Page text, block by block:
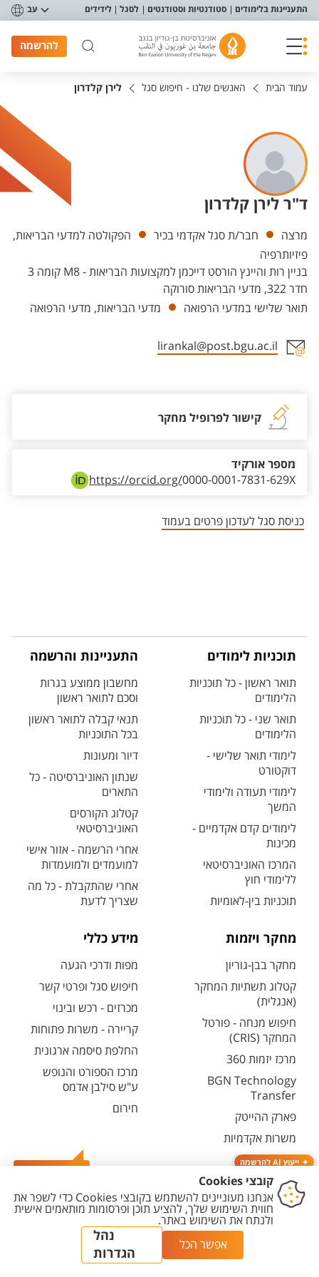
תפריט נגישות
התעניינות בלימודים סטודנטיות וסטודנטים לסגל לידידים עב
להרשמה
ייעוץ AI להרשמה
עמוד הבית האנשים שלנו - חיפוש סגל לירן קלדרון
ד"ר לירן קלדרון
יחידות
מרצה חבר/ת סגל אקדמי בכיר
הפקולטה למדעי הבריאות,
פיזיותרפיה
בניין רות והיינץ הורסט דייכמן למקצועות הבריאות - M8 קומה 3
חדר 322, מדעי הבריאות סורוקה
תואר שלישי במדעי הרפואה
מדעי הבריאות, מדעי הרפואה
lirankal@post.bgu.ac.il
קישור לפרופיל מחקר
https://orcid.org/0000-0001-7831-629X
מספר אורקיד
כניסת סגל לעדכון פרטים בעמוד
תוכניות לימודים
תואר ראשון - כל תוכניות
הלימודים
תואר שני - כל תוכניות
הלימודים
לימודי תואר שלישי -
דוקטורט
לימודי תעודה ולימודי
המשך
לימודים קדם אקדמיים -
מכינות
המרכז האוניברסיטאי
ללימודי חוץ
תוכניות בין-לאומיות
התעניינות והרשמה
מחשבון ממוצע בגרות
וסכם לתואר ראשון
תנאי קבלה לתואר ראשון
בכל התוכניות
דיור ומעונות
שנתון האוניברסיטה - כל
התארים
קטלוג הקורסים
האוניברסיטאי
אחרי הרשמה - אזור אישי
למועמדים ולמועמדות
אחרי שהתקבלת - כל מה
שצריך לדעת
מחקר ויזמות
מחקר בבן-גוריון
קטלוג תשתיות המחקר
(אנגלית)
חיפוש מנחה - פורטל
המחקר (CRIS)
מרכז יזמות 360
BGN Technology
Transfer
פארק ההייטק
משרות אקדמיות
מידע כללי
מפות ודרכי הגעה
חיפוש סגל ופרטי קשר
מכרזים - רכש ובינוי
קריירה - משרות פתוחות
החלפת סיסמה ארגונית
מרכז הספורט והנופש
ע"ש סילבן אדמס
חירום
נגישות
מדיניות
מדיניות עריכת
תוכן